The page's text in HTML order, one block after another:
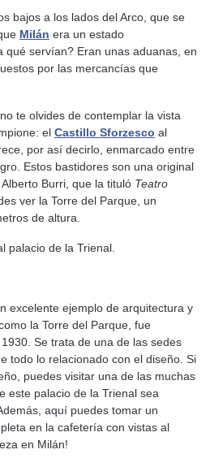
bajos a los lados del Arco, que se
Milán era un estado
qué servían? Eran unas aduanas, en
por las mercancías que
te olvides de contemplar la vista
el Castillo Sforzesco al
por así decirlo, enmarcado entre
Estos bastidores son una original
Burri, que la tituló Teatro
ver la Torre del Parque, un
de altura.
palacio de la Trienal.
excelente ejemplo de arquitectura y
la Torre del Parque, fue
Se trata de una de las sedes
todo lo relacionado con el diseño. Si
puedes visitar una de las muchas
este palacio de la Trienal sea
aquí puedes tomar un
en la cafetería con vistas al
en Milán!